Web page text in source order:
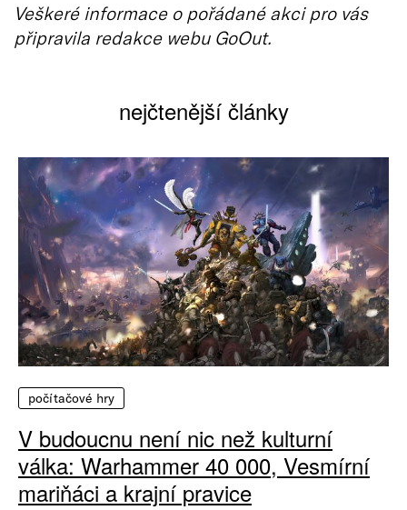
Veškeré informace o pořádané akci pro vás
připravila redakce webu GoOut.
nejčtenější články
počítačové hry
V budoucnu není nic než kulturní
válka: Warhammer 40 000, Vesmírní
mariňáci a krajní pravice